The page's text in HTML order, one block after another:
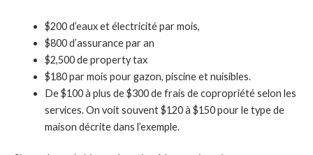
$200 d’eaux et électricité par mois,
$800 d’assurance par an
$2,500 de property tax
$180 par mois pour gazon, piscine et nuisibles.
De $100 à plus de $300 de frais de copropriété selon les
services. On voit souvent $120 à $150 pour le type de
maison décrite dans l’exemple.